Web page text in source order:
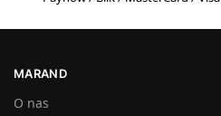
MARAND
O nas